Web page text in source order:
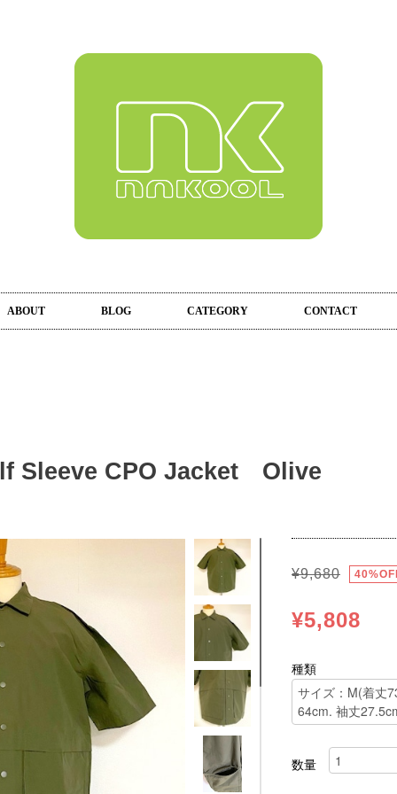
ABOUT BLOG CATEGORY CONTACT
Sleeve CPO Jacket Olive
¥9,680
¥5,808
種類
数量